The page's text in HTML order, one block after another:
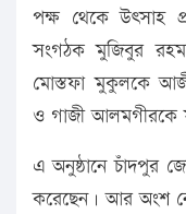
পক্ষ থেকে উৎসাহ
সংগঠক মুজিবুর
মোস্তফা মুকুলকে
ও গাজী আলমগীরকে
এ অনুষ্ঠানে চাঁদপুর
করেছেন। আর অংশ